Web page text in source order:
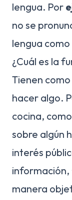
lengua. Por
no se
lengua
¿Cuál es la
Tienen
hacer algo.
cocina,
sobre algún
interés
información,
manera